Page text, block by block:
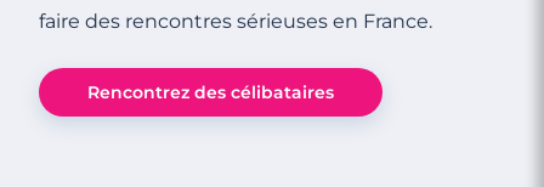
faire des rencontres sérieuses en France.
Rencontrez des célibataires